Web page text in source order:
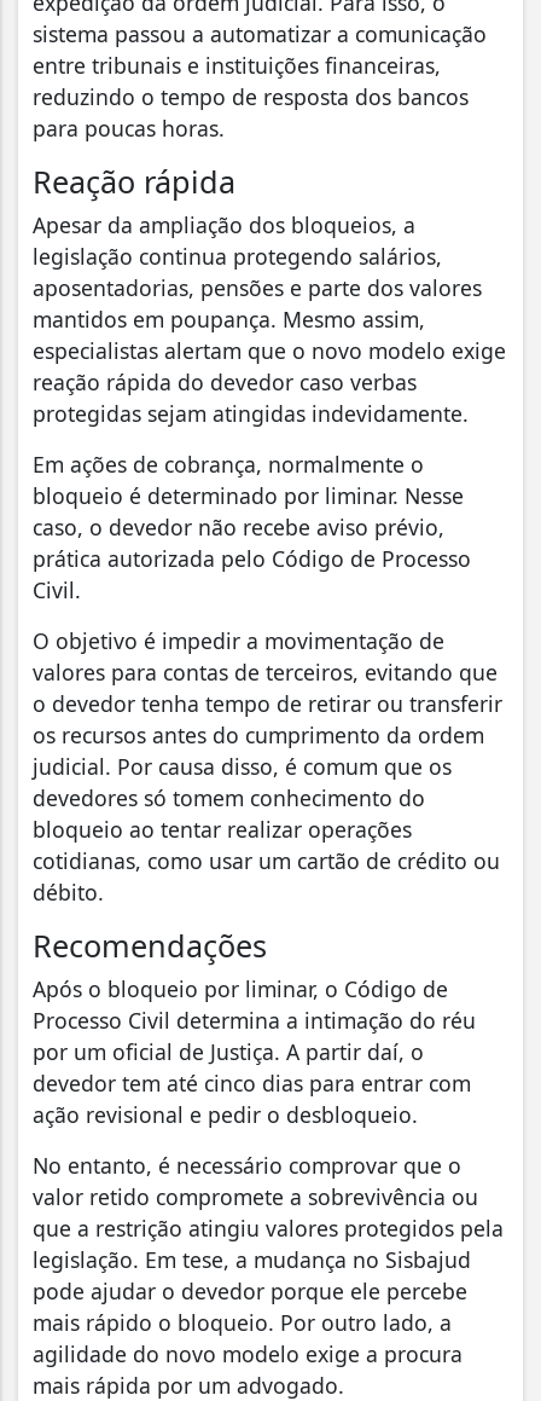
sistema passou a automatizar a comunicação
entre tribunais e instituições financeiras,
reduzindo o tempo de resposta dos bancos
para poucas horas.
Reação rápida
Apesar da ampliação dos bloqueios, a
legislação continua protegendo salários,
aposentadorias, pensões e parte dos valores
mantidos em poupança. Mesmo assim,
especialistas alertam que o novo modelo exige
reação rápida do devedor caso verbas
protegidas sejam atingidas indevidamente.
Em ações de cobrança, normalmente o
bloqueio é determinado por liminar. Nesse
caso, o devedor não recebe aviso prévio,
prática autorizada pelo Código de Processo
Civil.
O objetivo é impedir a movimentação de
valores para contas de terceiros, evitando que
o devedor tenha tempo de retirar ou transferir
os recursos antes do cumprimento da ordem
judicial. Por causa disso, é comum que os
devedores só tomem conhecimento do
bloqueio ao tentar realizar operações
cotidianas, como usar um cartão de crédito ou
débito.
Recomendações
Após o bloqueio por liminar, o Código de
Processo Civil determina a intimação do réu
por um oficial de Justiça. A partir daí, o
devedor tem até cinco dias para entrar com
ação revisional e pedir o desbloqueio.
No entanto, é necessário comprovar que o
valor retido compromete a sobrevivência ou
que a restrição atingiu valores protegidos pela
legislação. Em tese, a mudança no Sisbajud
pode ajudar o devedor porque ele percebe
mais rápido o bloqueio. Por outro lado, a
agilidade do novo modelo exige a procura
mais rápida por um advogado.